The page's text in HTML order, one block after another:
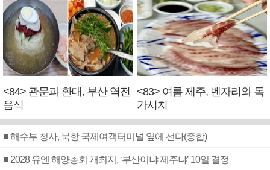
<84> 관문과 환대, 부산 역전
음식
<83> 여름 제주, 벤자리와 독
가시치
■ 해수부 청사, 북항 국제여객터미널 옆에 선다(종합)
■ 2028 유엔 해양총회 개최지, ‘부산이냐 제주냐’ 10일 결정